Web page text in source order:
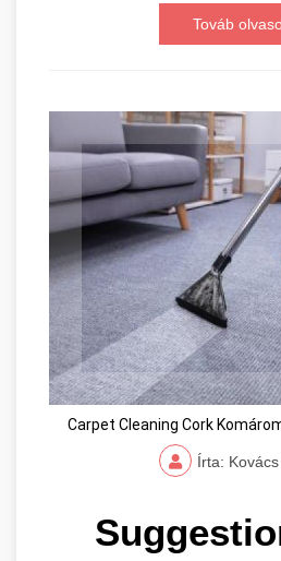
Továb
Carpet Cleaning Cork
Írta: